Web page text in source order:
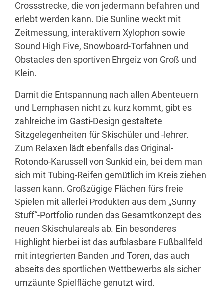
Crossstrecke, die von jedermann befahren und
erlebt werden kann. Die Sunline weckt mit
Zeitmessung, interaktivem Xylophon sowie
Sound High Five, Snowboard-Torfahnen und
Obstacles den sportiven Ehrgeiz von Groß und
Klein.
Damit die Entspannung nach allen Abenteuern
und Lernphasen nicht zu kurz kommt, gibt es
zahlreiche im Gasti-Design gestaltete
Sitzgelegenheiten für Skischüler und -lehrer.
Zum Relaxen lädt ebenfalls das Original-
Rotondo-Karussell von Sunkid ein, bei dem man
sich mit Tubing-Reifen gemütlich im Kreis ziehen
lassen kann. Großzügige Flächen fürs freie
Spielen mit allerlei Produkten aus dem „Sunny
Stuff“-Portfolio runden das Gesamtkonzept des
neuen Skischulareals ab. Ein besonderes
Highlight hierbei ist das aufblasbare Fußballfeld
mit integrierten Banden und Toren, das auch
abseits des sportlichen Wettbewerbs als sicher
umzäunte Spielfläche genutzt wird.